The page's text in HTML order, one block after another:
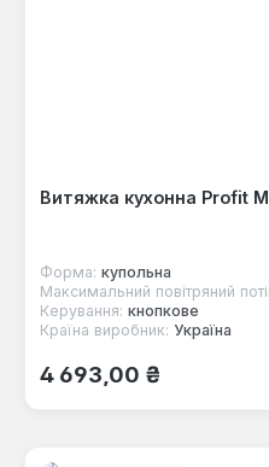
Витяжка кухонна Profit
Форма: купольна
Максимальний повітряний
Керування: кнопкове
Країна виробник: Україна
Звичайна ціна:
4 693,00 ₴